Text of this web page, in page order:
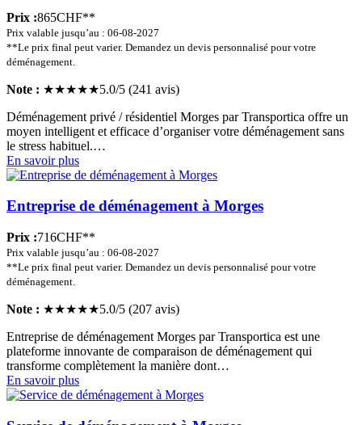
Prix :865CHF**
Prix valable jusqu’au : 06-08-2027
**Le prix final peut varier. Demandez un devis personnalisé pour votre
déménagement.
Note : ★★★★★5.0/5 (241 avis)
Déménagement privé / résidentiel Morges par Transportica offre un
moyen intelligent et efficace d’organiser votre déménagement sans
le stress habituel.…
En savoir plus
Entreprise de déménagement à Morges
Prix :716CHF**
Prix valable jusqu’au : 06-08-2027
**Le prix final peut varier. Demandez un devis personnalisé pour votre
déménagement.
Note : ★★★★★5.0/5 (207 avis)
Entreprise de déménagement Morges par Transportica est une
plateforme innovante de comparaison de déménagement qui
transforme complètement la manière dont…
En savoir plus